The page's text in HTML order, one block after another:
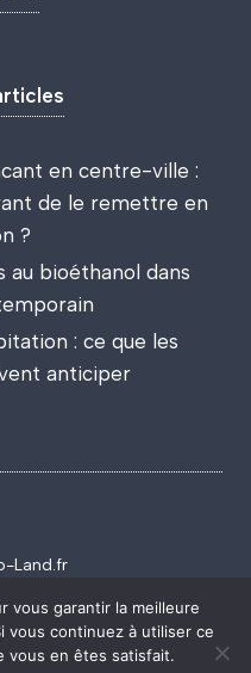
en centre-ville :
de le remettre en
?
au bioéthanol dans
: ce que les
anticiper
Land.fr
Mentions légales
vous garantir la meilleure
vous continuez à utiliser ce
vous en êtes satisfait.